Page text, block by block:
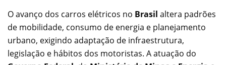
O avanço dos carros elétricos no Brasil altera padrões
de mobilidade, consumo de energia e planejamento
urbano, exigindo adaptação de infraestrutura,
legislação e hábitos dos motoristas. A atuação do